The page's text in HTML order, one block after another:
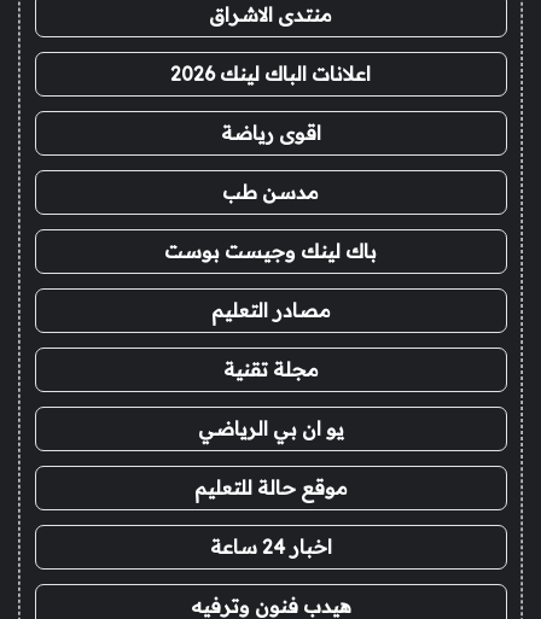
منتدى الاشراق
اعلانات الباك لينك 2026
اقوى رياضة
مدسن طب
باك لينك وجيست بوست
مصادر التعليم
مجلة تقنية
يو ان بي الرياضي
موقع حالة للتعليم
اخبار 24 ساعة
هيدب فنون وترفيه